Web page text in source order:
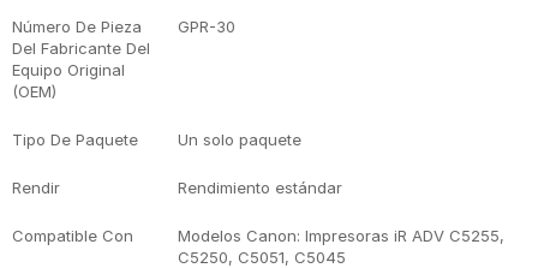
Número De Pieza
Del Fabricante Del
Equipo Original
(OEM)
GPR-30
Tipo De Paquete Un solo paquete
Rendir Rendimiento estándar
Compatible Con
Modelos Canon: Impresoras iR ADV C5255,
C5250, C5051, C5045